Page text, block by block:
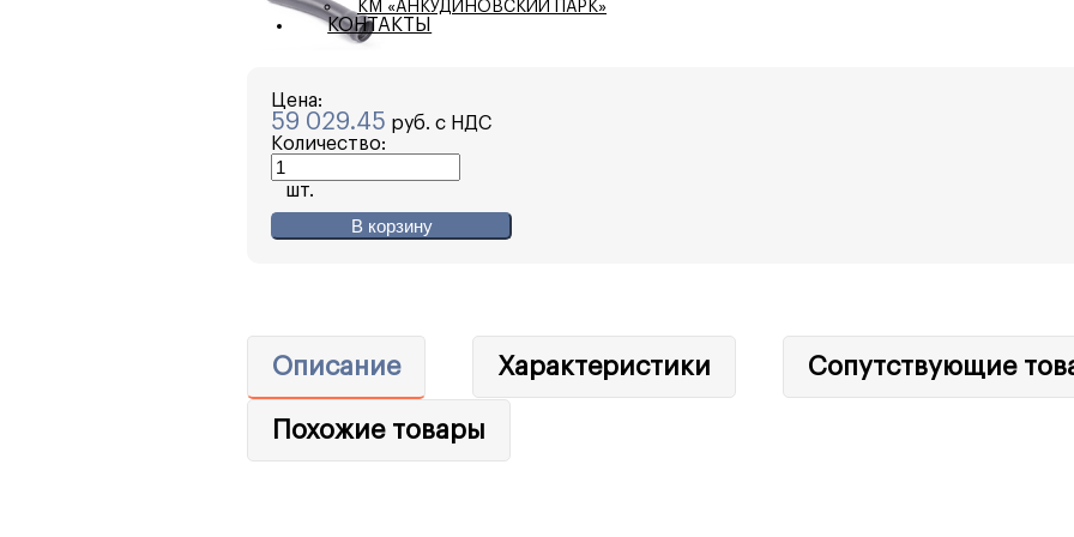
КМ «АНКУДИНОВСКИЙ ПАРК»
КОНТАКТЫ
Цена:
59 029.45 руб. с НДС
Количество:
шт.
В корзину
Описание Характеристики Сопутствующие
Похожие товары